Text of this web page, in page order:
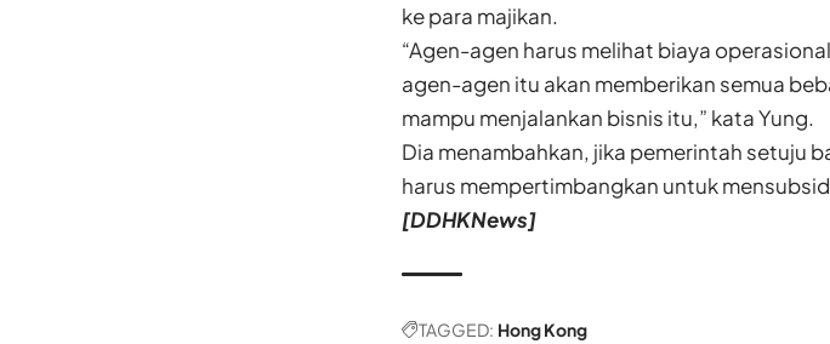
ke para majikan.
“Agen-agen harus melihat biaya
agen-agen itu akan memberikan semua
mampu menjalankan bisnis itu,” kata Yung.
Dia menambahkan, jika pemerintah setuju
harus mempertimbangkan untuk
[DDHKNews]
TAGGED: Hong Kong